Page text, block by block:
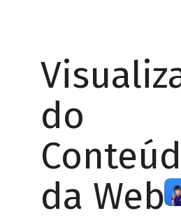
do
da Web